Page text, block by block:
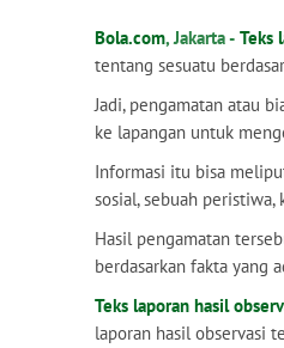
Bola.com, Jakarta - Teks
tentang sesuatu
Jadi, pengamatan atau
ke lapangan untuk
Informasi itu bisa
sosial, sebuah peristiwa,
Hasil pengamatan
berdasarkan fakta yang
Teks laporan hasil
laporan hasil observasi